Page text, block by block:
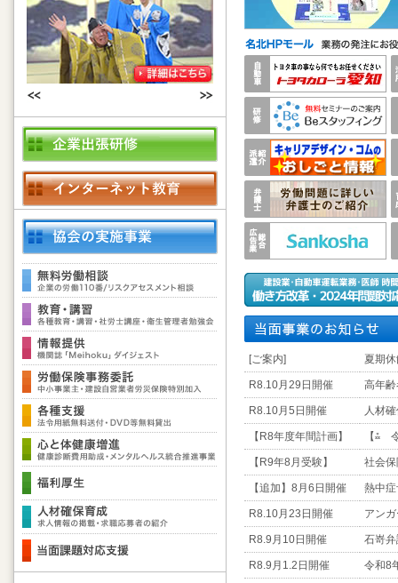
[ご案内] 夏期
R8.10月29日開催 高年
R8.10月5日開催 人材
【R8年度年間計画】 【⁂
【R9年8月受験】 社会
【追加】8月6日開催 熱中
R8.10月23日開催 アン
R8.9月10日開催 石嵜
R8.9月1.2日開催 令和8